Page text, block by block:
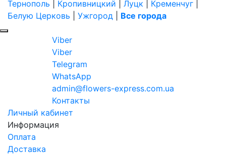
Тернополь Кропивницкий Луцк Кременчуг
Белую Церковь
Ужгород Все города
Viber
Viber
Telegram
WhatsApp
admin@flowers-express.com.ua
Контакты
Личный кабинет
Информация
Оплата
Доставка